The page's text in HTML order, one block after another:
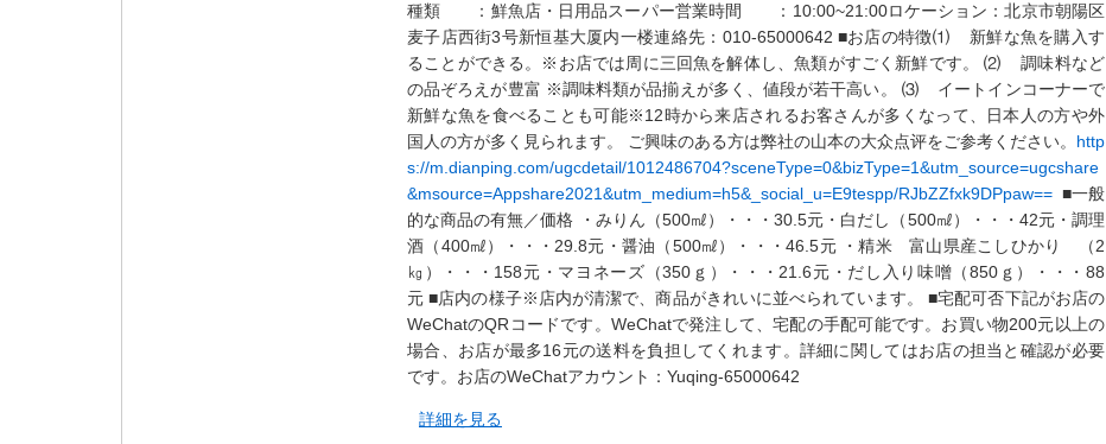
種類 ：鮮魚店・日用品スーパー営業時間 ：10:00~21:00ロケーション：北京市朝陽区
麦子店西街3号新恒基大厦内一楼連絡先：010-65000642 ■お店の特徴⑴ 新鮮な魚を購入す
ることができる。※お店では周に三回魚を解体し、魚類がすごく新鮮です。 ⑵ 調味料など
の品ぞろえが豊富 ※調味料類が品揃えが多く、値段が若干高い。 ⑶ イートインコーナーで
新鮮な魚を食べることも可能※12時から来店されるお客さんが多くなって、日本人の方や外
国人の方が多く見られます。 ご興味のある方は弊社の山本の大众点评をご参考ください。 http
s://m.dianping.com/ugcdetail/1012486704?sceneType=0&bizType=1&utm_source=ugcshare
&msource=Appshare2021&utm_medium=h5&_social_u=E9tespp/RJbZZfxk9DPpaw== ■一般
的な商品の有無／価格
・みりん（500㎖）・・・30.5元・白だし（500㎖）・・・42元・調理
酒（400㎖）・・・29.8元 ・醤油（500㎖）・・・46.5元 ・精米 富山県産こしひかり （2
㎏）・・・158元 ・マヨネーズ（350ｇ）・・・21.6元・だし入り味噌（850ｇ）・・・88
元 ■店内の様子※店内が清潔で、商品がきれいに並べられています。 ■宅配可否下記がお店の
WeChatのQRコードです。WeChatで発注して、宅配の手配可能です。お買い物200元以上の
場合、お店が最多16元の送料を負担してくれます。詳細に関してはお店の担当と確認が必要
です。お店のWeChatアカウント：Yuqing-65000642
詳細を見る